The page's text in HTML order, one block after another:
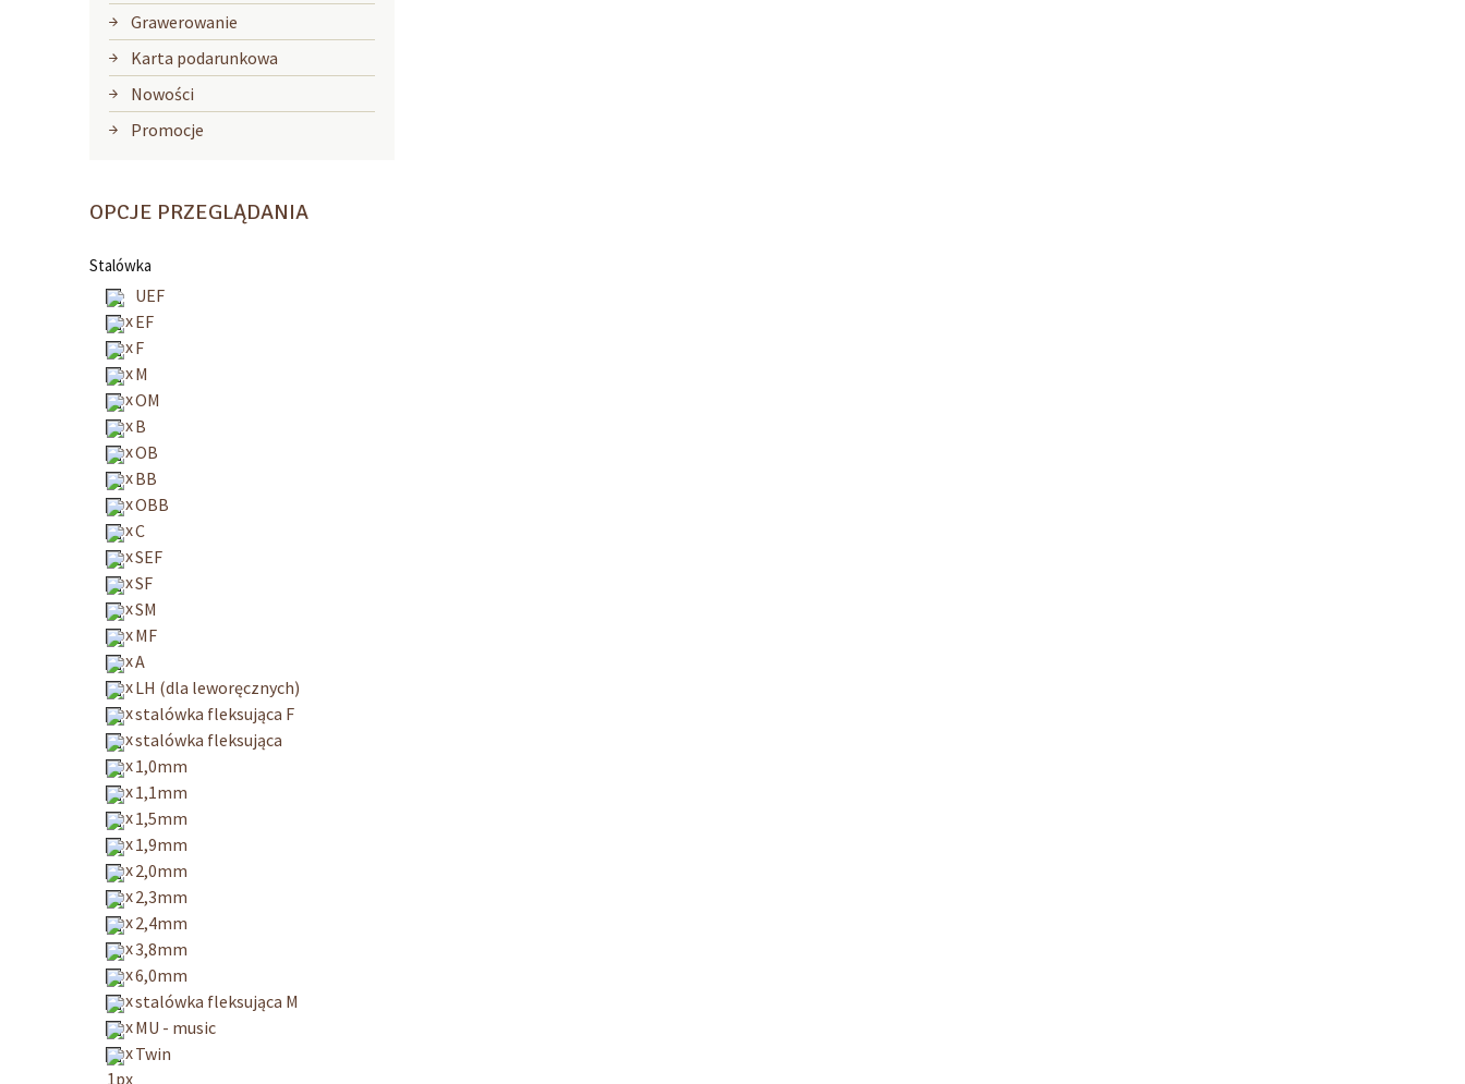
Grawerowanie
Karta podarunkowa
Nowości
Promocje
OPCJE PRZEGLĄDANIA
Stalówka
UEF
EF
F
M
OM
B
OB
BB
OBB
C
SEF
SF
SM
MF
A
LH (dla leworęcznych)
stalówka fleksująca F
stalówka fleksująca
1,0mm
1,1mm
1,5mm
1,9mm
2,0mm
2,3mm
2,4mm
3,8mm
6,0mm
stalówka fleksująca M
MU - music
Twin